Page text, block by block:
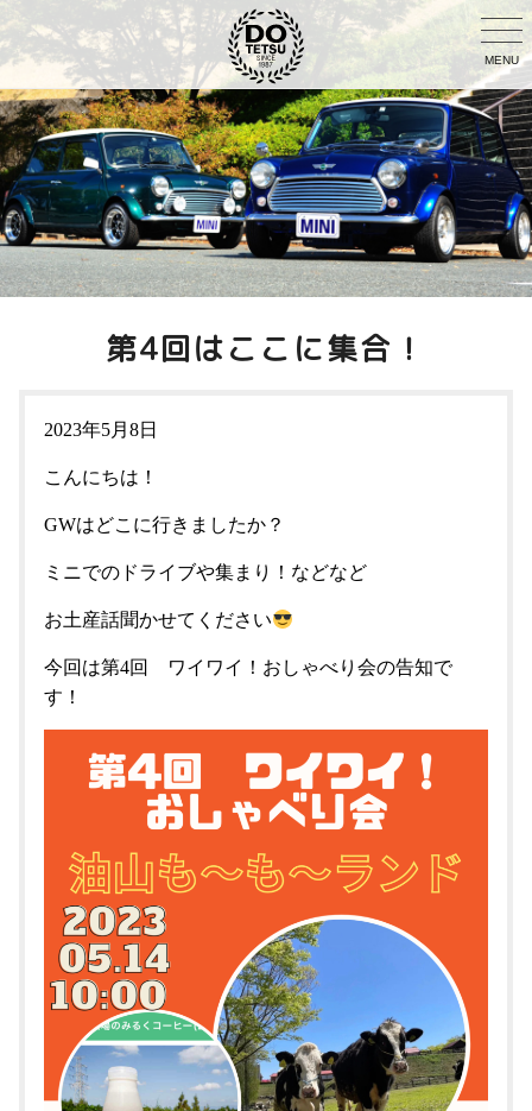
MENU
第4回はここに集合！
2023年5月8日
こんにちは！
GWはどこに行きましたか？
ミニでのドライブや集まり！などなど
お土産話聞かせてください
今回は第4回 ワイワイ！おしゃべり会の告知で
す！